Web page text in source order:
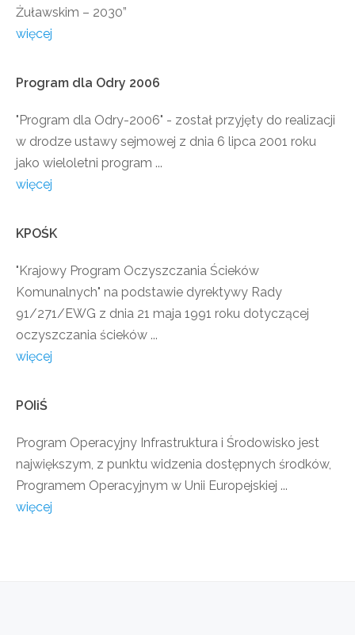
Żuławskim – 2030”
więcej
Program dla Odry 2006
"Program dla Odry-2006" - został przyjęty do realizacji
w drodze ustawy sejmowej z dnia 6 lipca 2001 roku
jako wieloletni program ...
więcej
KPOŚK
"Krajowy Program Oczyszczania Ścieków
Komunalnych" na podstawie dyrektywy Rady
91/271/EWG z dnia 21 maja 1991 roku dotyczącej
oczyszczania ścieków ...
więcej
POIiŚ
Program Operacyjny Infrastruktura i Środowisko jest
największym, z punktu widzenia dostępnych środków,
Programem Operacyjnym w Unii Europejskiej ...
więcej